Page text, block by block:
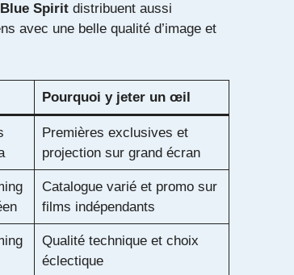
Blue Spirit distribuent aussi
avec une belle qualité d’image et
Pourquoi y jeter un œil
Premières exclusives et
projection sur grand écran
Catalogue varié et promo sur
films indépendants
Qualité technique et choix
éclectique